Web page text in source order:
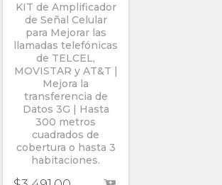
KIT de Amplificador
de Señal Celular
para Mejorar las
llamadas telefónicas
de TELCEL,
MOVISTAR y AT&T |
Mejora la
transferencia de
Datos 3G | Hasta
300 metros
cuadrados de
cobertura o hasta 3
habitaciones.